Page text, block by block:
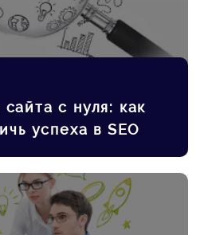
с нуля: как
успеха в SEO